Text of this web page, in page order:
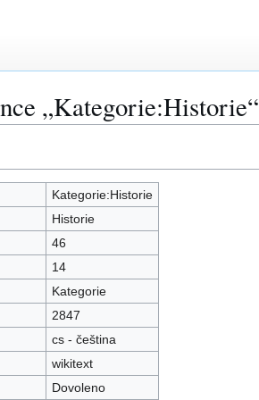
„Kategorie:Historie“
Kategorie:Historie
Historie
46
14
Kategorie
2847
cs - čeština
wikitext
Dovoleno